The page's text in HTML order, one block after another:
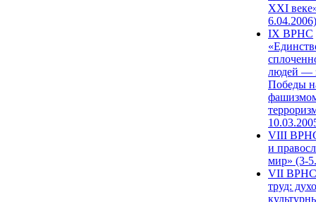
XXI
6.04.2006)
IX ВРНС
людей —
Победы
VIII
и
мир» (3-
VII ВРНС
труд: